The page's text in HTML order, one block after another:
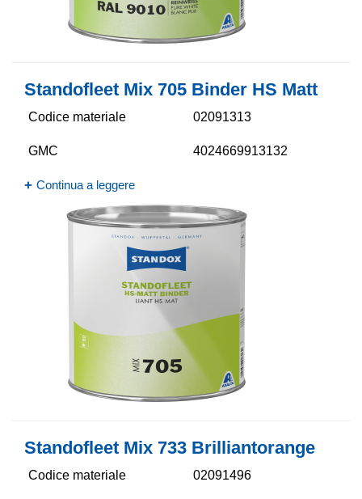
Standofleet Mix 705 Binder HS Matt
Codice materiale 02091313
GMC 4024669913132
Continua a leggere
Standofleet Mix 733 Brilliantorange
Codice materiale 02091496